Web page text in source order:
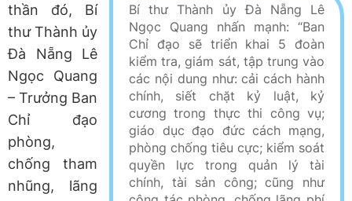
Bí thư Thành ủy Đà Nẵng Lê
Ngọc Quang nhấn mạnh: “Ban
Chỉ đạo sẽ triển khai 5 đoàn
kiểm tra, giám sát, tập trung vào
các nội dung như: cải cách hành
chính, siết chặt kỷ luật, kỷ
cương trong thực thi công vụ;
giáo dục đạo đức cách mạng,
phòng chống tiêu cực; kiểm soát
quyền lực trong quản lý tài
chính, tài sản công; cũng như
thần đó, Bí
thư Thành ủy
Đà Nẵng Lê
Ngọc Quang
– Trưởng Ban
Chỉ đạo
phòng,
chống tham
nhũng, lãng